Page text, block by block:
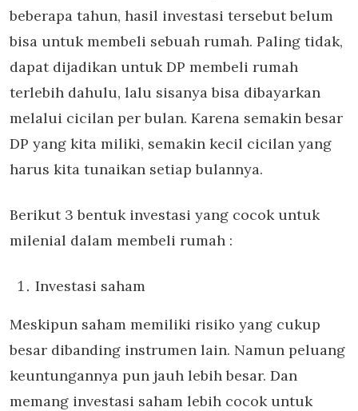
beberapa tahun, hasil investasi tersebut belum
bisa untuk membeli sebuah rumah. Paling tidak,
dapat dijadikan untuk DP membeli rumah
terlebih dahulu, lalu sisanya bisa dibayarkan
melalui cicilan per bulan. Karena semakin besar
DP yang kita miliki, semakin kecil cicilan yang
harus kita tunaikan setiap bulannya.
Berikut 3 bentuk investasi yang cocok untuk
milenial dalam membeli rumah :
Investasi saham
Meskipun saham memiliki risiko yang cukup
besar dibanding instrumen lain. Namun peluang
keuntungannya pun jauh lebih besar. Dan
memang investasi saham lebih cocok untuk